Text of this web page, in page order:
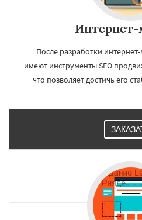
Интернет-
После разработки
имеют инструменты SEO
что позволяет достичь его